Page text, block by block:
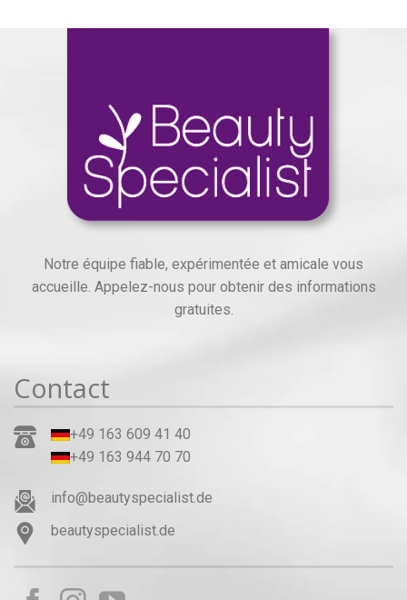
Notre équipe fiable, expérimentée et amicale vous
accueille. Appelez-nous pour obtenir des informations
gratuites.
Contact
+49 163 609 41 40
+49 163 944 70 70
info@beautyspecialist.de
beautyspecialist.de